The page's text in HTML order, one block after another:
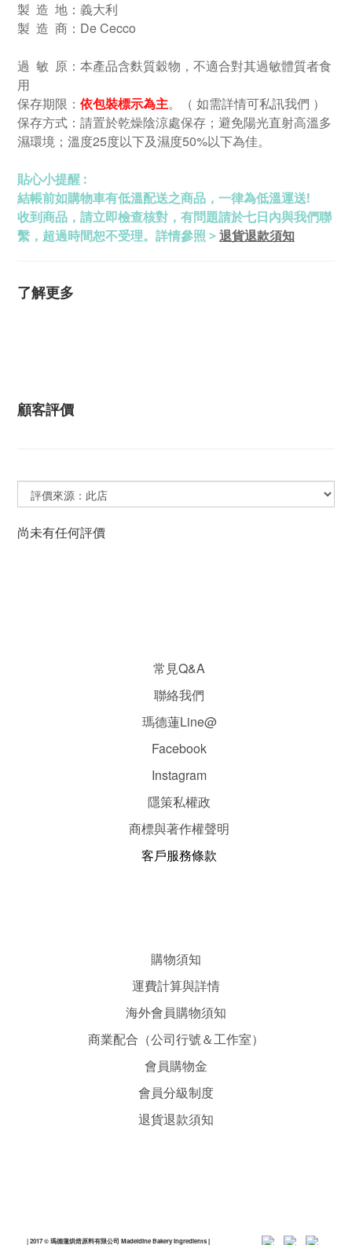
製 造 地：義大利
製 造 商： De Cecco
過 敏 原：本產品含麩質穀物，不適合對其過敏體質者食
用
保存期限： 依包裝標示為主。（ 如需詳情可私訊我們 ）
保存方式：請置於乾燥陰涼處保存；避免陽光直射高溫多
濕環境；溫度25度以下及濕度50%以下為佳。
貼心小提醒 :
結帳前如購物車有低溫配送之商品，一律為低溫運送!
收到商品，請立即檢查核對，有問題請於七日內與我們聯
繫，超過時間恕不受理。詳情參照 >退貨退款須知
了解更多
顧客評價
尚未有任何評價
常見Q&A
聯絡我們
瑪德蓮Line@
Facebook
Instagram
隱策私權政
商標與著作權聲明
客戶服務條款
購物須知
運費計算與詳情
海外會員購物須知
商業配合（公司行號＆工作室）
會員購物金
會員分級制度
退貨退款須知
| 2017 © 瑪德蓮烘焙原料有限公司 Madeldine Bakery Ingredients|